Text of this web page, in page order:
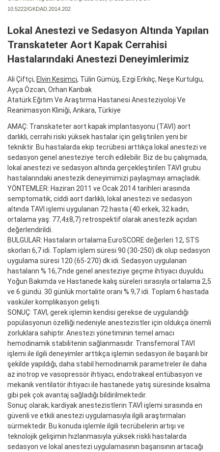
10.5222/GKDAD.2014.202
Lokal Anestezi ve Sedasyon Altında Yapılan
Transkateter Aort Kapak Cerrahisi
Hastalarındaki Anestezi Deneyimlerimiz
Ali Çiftçi, Elvin Kesimci, Tülin Gümüş, Ezgi Erkılıç, Neşe Kurtulgu,
Ayça Özcan, Orhan Kanbak
Atatürk Eğitim Ve Araştırma Hastanesi Anesteziyoloji Ve
Reanimasyon Kliniği, Ankara, Türkiye
AMAÇ: Transkateter aort kapak implantasyonu (TAVI) aort
darlıklı, cerrahi riski yüksek hastalar için geliştirilen yeni bir
tekniktir. Bu hastalarda ekip tecrübesi arttıkça lokal anestezi ve
sedasyon genel anesteziye tercih edilebilir. Biz de bu çalışmada,
lokal anestezi ve sedasyon altında gerçekleştirilen TAVI grubu
hastalarındaki anestezik deneyimimizi paylaşmayı amaçladık.
YÖNTEMLER: Haziran 2011 ve Ocak 2014 tarihleri arasında
semptomatik, ciddi aort darlıklı, lokal anestezi ve sedasyon
altında TAVI işlemi uygulanan 72 hasta (40 erkek, 32 kadın,
ortalama yaş: 77,4±8,7) retrospektif olarak anestezik açıdan
değerlendirildi.
BULGULAR: Hastaların ortalama EuroSCORE değerleri 12, STS
skorları 6,7 idi. Toplam işlem süresi 90 (30-250) dk olup sedasyon
uygulama süresi 120 (65-270) dk idi. Sedasyon uygulanan
hastaların % 16,7'nde genel anesteziye geçme ihtiyacı duyuldu.
Yoğun Bakımda ve Hastanede kalış süreleri sırasıyla ortalama 2,5
ve 6 gündü. 30 günlük mortalite oranı % 9,7 idi. Toplam 6 hastada
vasküler komplikasyon gelişti.
SONUÇ: TAVI, gerek işlemin kendisi gerekse de uygulandığı
popülasyonun özelliği nedeniyle anestezistler için oldukça önemli
zorluklara sahiptir. Anestezi yönetiminin temel amacı
hemodinamik stabilitenin sağlanmasıdır. Transfemoral TAVI
işlemi ile ilgili deneyimler arttıkça işlemin sedasyon ile başarılı bir
şekilde yapıldığı, daha stabil hemodinamik parametreler ile daha
az inotrop ve vasopressör ihtiyacı, endotrakeal entübasyon ve
mekanik ventilatör ihtiyacı ile hastanede yatış süresinde kısalma
gibi pek çok avantaj sağladığı bildirilmektedir.
Sonuç olarak; kardiyak anestezistlerin TAVİ işlemi sırasında en
güvenli ve etkili anestezi uygulamasıyla ilgili araştırmaları
sürmektedir. Bu konuda işlemle ilgili tecrübelerin artışı ve
teknolojik gelişimin hızlanmasıyla yüksek riskli hastalarda
sedasyon ve lokal anestezi uygulamasının başarısının artacağı